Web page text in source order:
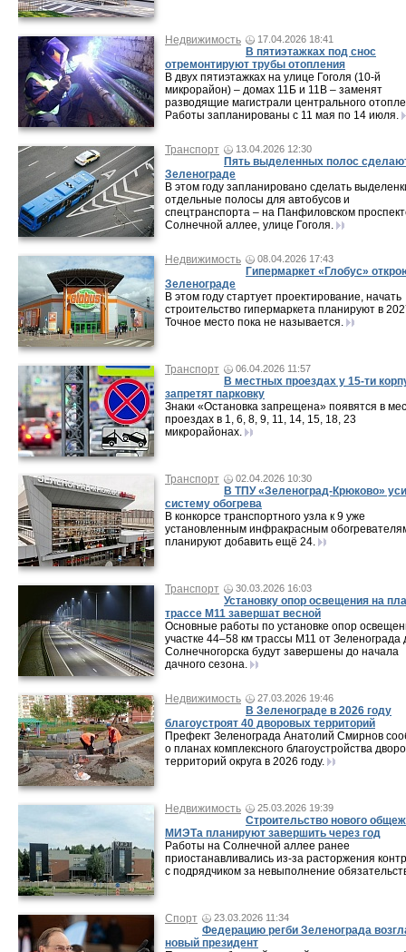
Недвижимость 17.04.2026 18:41
В пятиэтажках под снос
отремонтируют трубы отопления
В двух пятиэтажках на улице Гоголя (10-й
микрорайон) – домах 11Б и 11В – заменят
разводящие магистрали центрального
Работы запланированы с 11 мая по 14 июля.
Транспорт 13.04.2026 12:30
Пять выделенных полос
Зеленограде
В этом году запланировано сделать
отдельные полосы для автобусов и
спецтранспорта – на Панфиловском
Солнечной аллее, улице Гоголя.
Недвижимость 08.04.2026 17:43
Гипермаркет «Глобус»
Зеленограде
В этом году стартует проектирование, начать
строительство гипермаркета планируют в
Точное место пока не называется.
Транспорт 06.04.2026 11:57
В местных проездах у 15-ти
запретят парковку
Знаки «Остановка запрещена» появятся в
проездах в 1, 6, 8, 9, 11, 14, 15, 18, 23
микрорайонах.
Транспорт 02.04.2026 10:30
В ТПУ «Зеленоград-Крюково»
систему обогрева
В конкорсе транспортного узла к 9 уже
установленным инфракрасным
планируют добавить ещё 24.
Транспорт 30.03.2026 16:03
Установку опор освещения на
трассе М11 завершат весной
Основные работы по установке опор
участке 44–58 км трассы М11 от Зеленограда
Солнечногорска будут завершены до начала
дачного сезона.
Недвижимость 27.03.2026 19:46
В Зеленограде в 2026 году
благоустроят 40 дворовых территорий
Префект Зеленограда Анатолий Смирнов
о планах комплексного благоустройства
территорий округа в 2026 году.
Недвижимость 25.03.2026 19:39
Строительство нового
МИЭТа планируют завершить через год
Работы на Солнечной аллее ранее
приостанавливались из-за расторжения
с подрядчиком за невыполнение
Спорт 23.03.2026 11:34
Федерацию регби Зеленограда
новый президент